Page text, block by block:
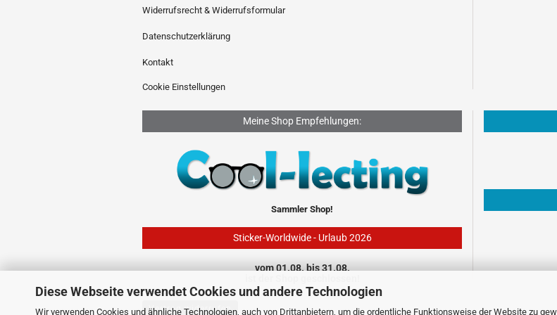
Diese Webseite verwendet Cookies und andere Technologien
Wir verwenden Cookies und ähnliche Technologien, auch von Drittanbietern, um die ordentliche Funktionsweise der Website zu
Widerrufsrecht & Widerrufsformular
Datenschutzerklärung
Kontakt
Cookie Einstellungen
Meine Shop Empfehlungen:
Sammler Shop!
Sticker-Worldwide - Urlaub 2026
vom 01.08. bis 31.08.
Vertrag widerrufen